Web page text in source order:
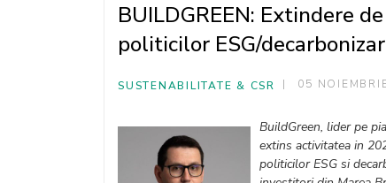
BUILDGREEN: Extindere
politicilor ESG/
SUSTENABILITATE & CSR 05
BuildGreen, lider pe
extins activitatea in
politicilor ESG si